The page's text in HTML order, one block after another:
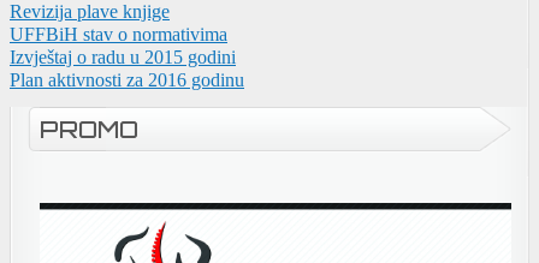
Revizija plave knjige
UFFBiH stav o normativima
Izvještaj o radu u 2015 godini
Plan aktivnosti za 2016 godinu
PROMO